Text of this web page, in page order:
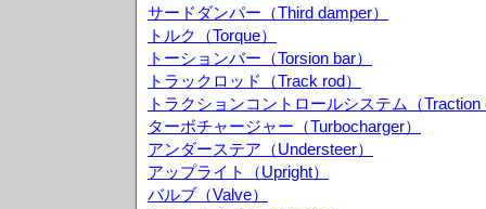
サードダンパー（Third damper）
トルク（Torque）
トーションバー（Torsion bar）
トラックロッド（Track rod）
トラクションコントロールシステム（
ターボチャージャー（Turbocharger）
アンダーステア（Understeer）
アップライト（Upright）
バルブ（Valve）